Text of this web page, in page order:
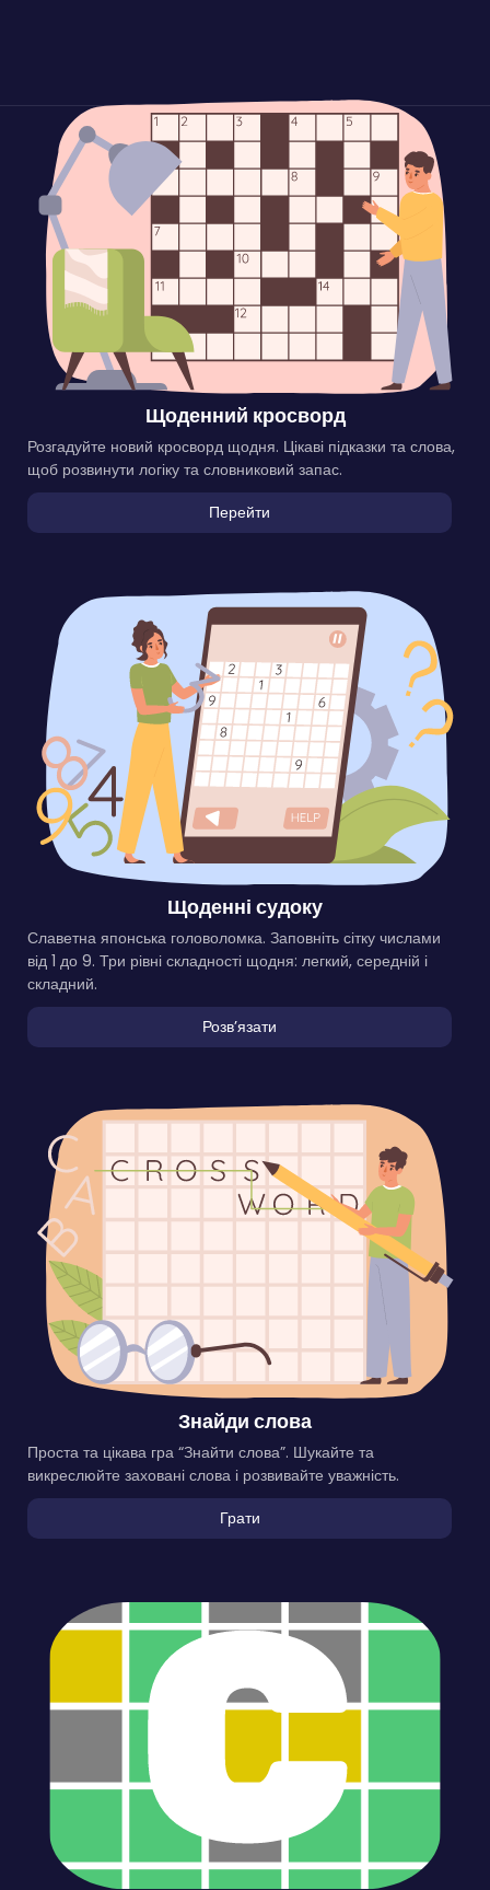
Щоденний кросворд
Розгадуйте новий кросворд щодня. Цікаві підказки та слова,
щоб розвинути логіку та словниковий запас.
Перейти
Щоденні судоку
Славетна японська головоломка. Заповніть сітку числами
від 1 до 9. Три рівні складності щодня: легкий, середній і
складний.
Розвʼязати
Знайди слова
Проста та цікава гра “Знайти слова”. Шукайте та
викреслюйте заховані слова і розвивайте уважність.
Грати